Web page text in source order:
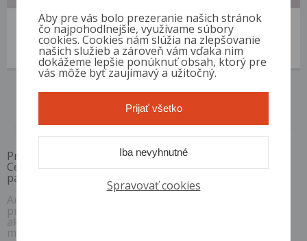
Volkswagen Passat
2015 | 370 510 km | Diesel | 1.6 TDI | VIN: WVWZZZ3CZFP422071
5 400 € od 17 €/mes.
1 / 1
Pri akontácii 10%, RPMN od6,4 %
Ceny sú platné pri využití financovania s vybranými
partnermi. Ceny sú vrátane DPH.
Auto Diskont si vyhradzuje právo kedykoľvek bez
predchádzajúceho upozornenia zmeniť alebo odstrániť
akúkoľvek časť obsahu týchto internetových stránok či
mobilné aplikácie.
Aby pre vás bolo prezeranie našich stránok
čo najpohodlnejšie, využívame súbory
cookies. Cookies nám slúžia na zlepšovanie
našich služieb a zároveň vám vďaka nim
dokážeme lepšie ponúknuť obsah, ktorý pre
vás môže byť zaujímavý a užitočný.
Spravovať cookies
Iba nevyhnutné
Prijať všetko